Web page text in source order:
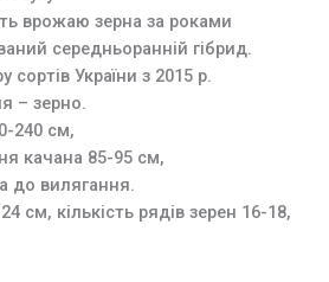
врожаю зерна за роками
середньоранній гібрид.
України з 2015 р.
– зерно.
240 см,
качана 85-95 см,
до вилягання.
см, кількість рядів зерен 16-18,